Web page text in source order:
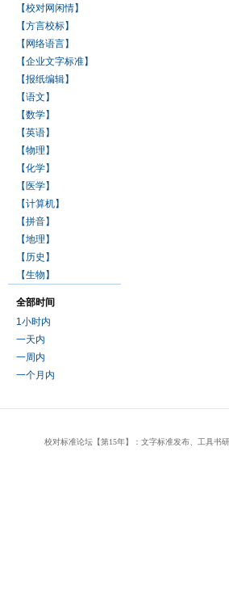
【校对网闲情】
【方言校标】
【网络语言】
【企业文字标准】
【报纸编辑】
【语文】
【数学】
【英语】
【物理】
【化学】
【医学】
【计算机】
【拼音】
【地理】
【历史】
【生物】
全部时间
1小时内
一天内
一周内
一个月内
校对标准论坛【第15年】：文字标准发布、工具书